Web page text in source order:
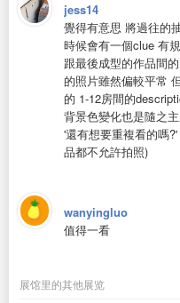
jess14
覺得有意思 將過往的
時候會有一個clue 有
跟最後成型的作品間
的照片雖然偏較平常
的 1-12房間的
背景色變化也是隨之
'還有想要重複看的嗎
品都不允許拍照)
wanyingluo
值得一看
展馆里的其他展览